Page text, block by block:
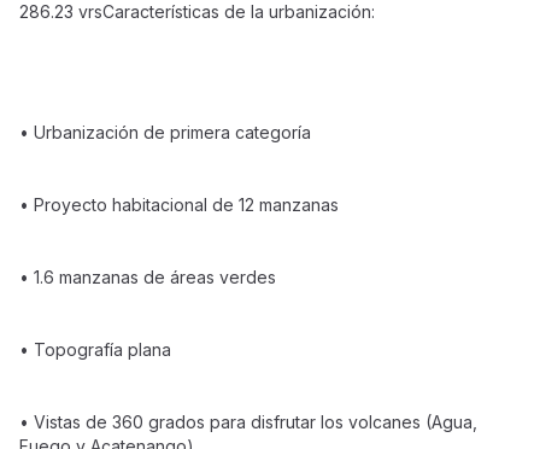
286.23 vrsCaracterísticas de la urbanización:
• Urbanización de primera categoría
• Proyecto habitacional de 12 manzanas
• 1.6 manzanas de áreas verdes
• Topografía plana
• Vistas de 360 grados para disfrutar los volcanes (Agua,